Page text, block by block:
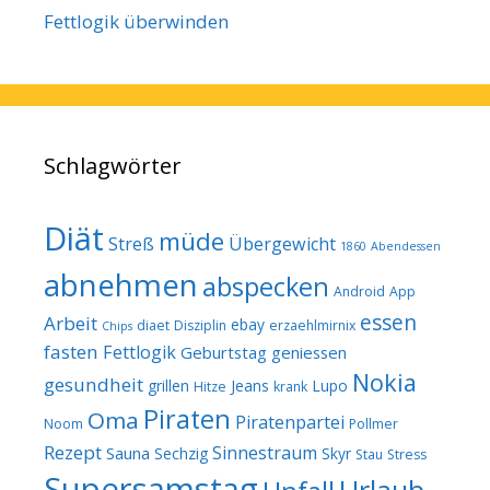
Fettlogik überwinden
Schlagwörter
Diät Streß müde Übergewicht 1860 Abendessen
abnehmen abspecken Android App
Arbeit Chips diaet Disziplin ebay erzaehlmirnix essen
fasten Fettlogik Geburtstag geniessen
gesundheit grillen Hitze Jeans krank Lupo Nokia
Noom Oma Piraten Piratenpartei Pollmer
Rezept Sauna Sechzig Sinnestraum Skyr Stau Stress